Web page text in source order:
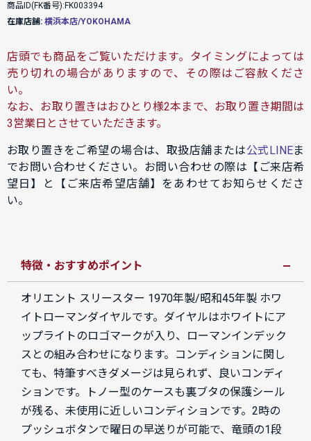
商品ID(FK番号):FK003394
在庫店舗: 横浜本店/YOKOHAMA
店頭でも商品をご覧いただけます。タイミングによっては
売り切れの場合がありますので、その際はご容赦くださ
い。
なお、お取り置きはおひとり様2本まで、お取り置き期間は
3営業日とさせていただきます。
お取り置きをご希望の場合は、取扱店舗または公式LINEま
でお問い合わせください。お問い合わせの際は【ご来店希
望日】と【ご来店希望店舗】をあわせてお知らせくださ
い。
特徴・おすすめポイント
オリエント スリースター 1970年製/昭和45年製 ホワ
イトローマンダイヤルです。ダイヤルはホワイトにア
ップライトのロゴマークが入り、ローマンインデック
スとの組み合わせになります。コンディションに関し
ても、特筆すべきダメージは見られず、良いコンディ
ションです。トノー型のケースも裏ブタの保護シール
が残る、未使用に近しいコンディションです。2時の
プッシュボタンで曜日の早送りが可能で、竜頭の1段